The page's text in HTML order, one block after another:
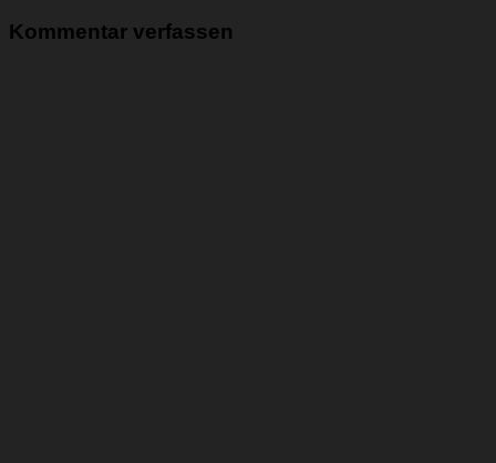
Kommentar verfassen